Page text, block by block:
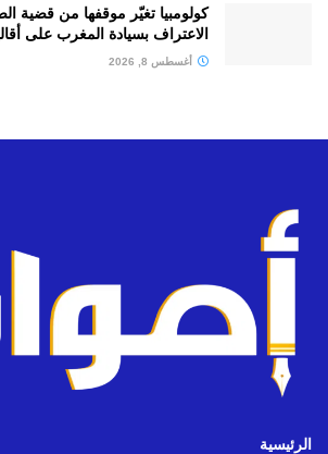
كولومبيا تغيّر موقفها من قضية
الاعتراف بسيادة المغرب على
أغسطس 8, 2026
الرئيسية